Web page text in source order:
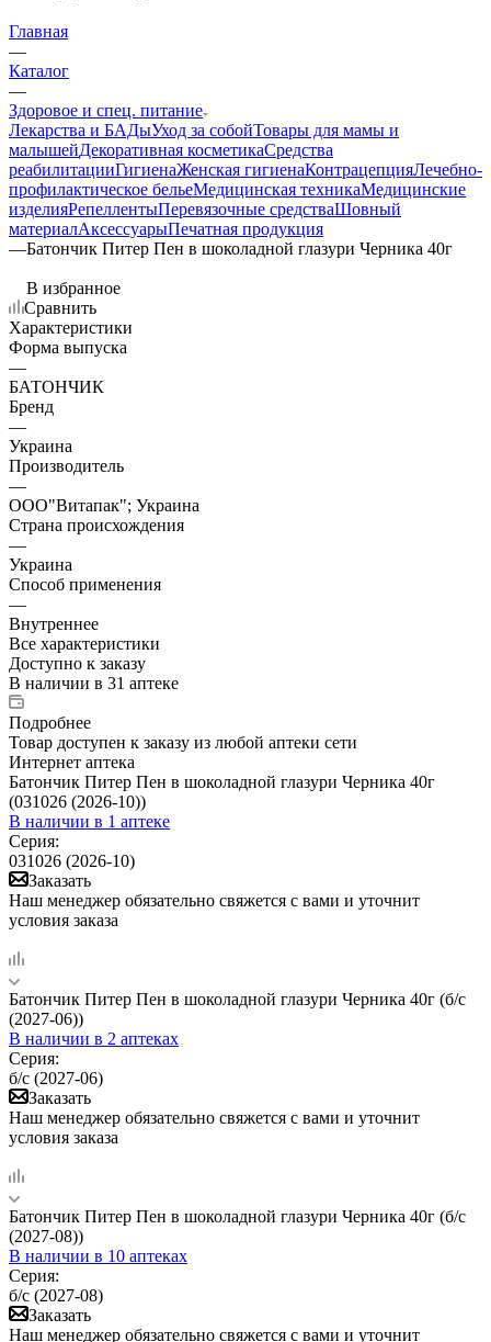
Главная
—
Каталог
—
Здоровое и спец. питание
Лекарства и БАДыУход за собойТовары для мамы и
малышейДекоративная косметикаСредства
реабилитацииГигиенаЖенская гигиенаКонтрацепцияЛечебно-
профилактическое бельеМедицинская техникаМедицинские
изделияРепеллентыПеревязочные средстваШовный
материалАксессуарыПечатная продукция
—Батончик Питер Пен в шоколадной глазури Черника 40г
В избранное
Сравнить
Характеристики
Форма выпуска
—
БАТОНЧИК
Бренд
—
Украина
Производитель
—
ООО"Витапак"; Украина
Страна происхождения
—
Украина
Способ применения
—
Внутреннее
Все характеристики
Доступно к заказу
В наличии в 31 аптеке
Подробнее
Товар доступен к заказу из любой аптеки сети
Интернет аптека
Батончик Питер Пен в шоколадной глазури Черника 40г
(031026 (2026-10))
В наличии в 1 аптеке
Серия:
031026 (2026-10)
Заказать
Наш менеджер обязательно свяжется с вами и уточнит
условия заказа
Батончик Питер Пен в шоколадной глазури Черника 40г (б/с
(2027-06))
В наличии в 2 аптеках
Серия:
б/с (2027-06)
Заказать
Наш менеджер обязательно свяжется с вами и уточнит
условия заказа
Батончик Питер Пен в шоколадной глазури Черника 40г (б/с
(2027-08))
В наличии в 10 аптеках
Серия:
б/с (2027-08)
Заказать
Наш менеджер обязательно свяжется с вами и уточнит